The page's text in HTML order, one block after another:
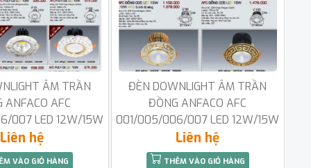
ÂM TRẦN
ANFACO AFC
007 LED 12W/15W
Liên hệ
VÀO GIỎ HÀNG
ĐÈN DOWNLIGHT ÂM TRẦN
ĐỒNG ANFACO AFC
001/005/006/007 LED 12W/15W
Liên hệ
THÊM VÀO GIỎ HÀNG